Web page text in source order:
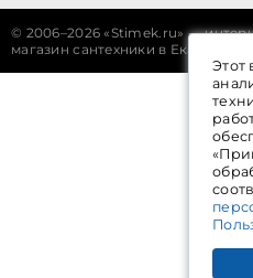
© 2006–2026 «Stimek.ru» —
магазин сантехники в
Этот